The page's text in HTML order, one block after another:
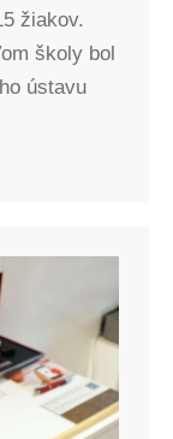
žiakov.
školy bol
ústavu